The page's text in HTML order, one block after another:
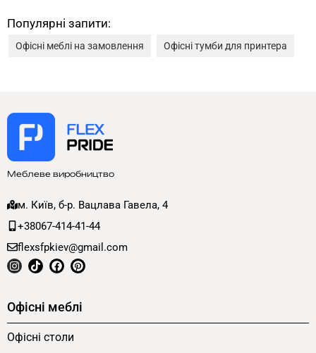
Популярні запити:
Офісні меблі на замовлення Офісні тумби для принтера
Меблеве виробництво
м. Київ, б-р. Вацлава Гавела, 4
+38067-414-41-44
flexsfpkiev@gmail.com
Офісні меблі
Офісні столи